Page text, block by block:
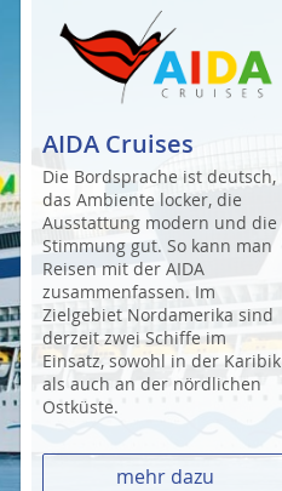
AIDA Cruises
Die Bordsprache ist deutsch,
das Ambiente locker, die
Ausstattung modern und die
Stimmung gut. So kann man
Reisen mit der AIDA
zusammenfassen. Im
Zielgebiet Nordamerika sind
derzeit zwei Schiffe im
Einsatz, sowohl in der Karibik
als auch an der nördlichen
Ostküste.
mehr dazu